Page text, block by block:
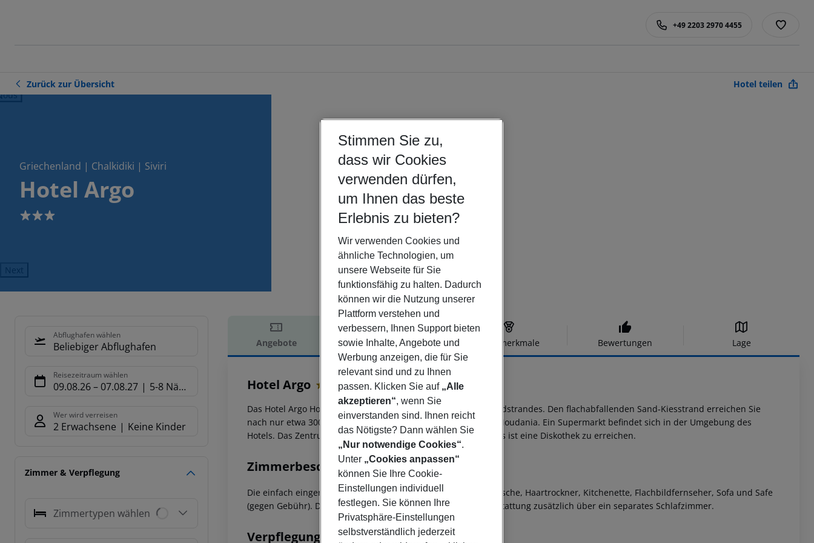
+49 2203 2970 4455
Zurück zur Übersicht Hotel teilen
Griechenland | Chalkidiki | Siviri
Hotel Argo
3
Next
Abflughafen wählen
Beliebiger Abflughafen
Reisezeitraum wählen
09.08.26– 07.08.27 5-8 Nächte
Wer wird verreisen
2 Erwachsene Keine Kinder
Zimmer & Verpflegung
Zimmertypen wählen
Angebote Hotelbeschreibung Hotelmerkmale Bewertungen Lage
Hotelbeschreibung
Hotel Argo
Das Hotel Argo Hotel befindet sich in der Umgebung eines Sandstrandes. Den flachabfallenden Sand-Kiesstrand erreichen Sie
nach nur etwa 300 Metern. Die nächstgelegene Stadt ist Nea Moudania. Ein Supermarkt befindet sich in der Umgebung des
Hotels. Das Zentrum Siviris erreichen nach 1 km. Vom Hotel aus ist eine Diskothek zu erreichen.
Zimmerbeschreibung
Die einfach eingerichteten STUDIOS verfügen über Bad mit Dusche, Haartrockner, Kitchenette, Flachbildfernseher, Sofa und Safe
(gegen Gebühr). Die APPARTMENTS verfügen bei gleicher Ausstattung zusätzlich über ein separates Schlafzimmer.
Verpflegung
Stimmen Sie zu,
dass wir Cookies
verwenden dürfen,
um Ihnen das beste
Erlebnis zu bieten?
Wir verwenden Cookies und
ähnliche Technologien, um
unsere Webseite für Sie
funktionsfähig zu halten. Dadurch
können wir die Nutzung unserer
Plattform verstehen und
verbessern, Ihnen Support bieten
sowie Inhalte, Angebote und
Werbung anzeigen, die für Sie
relevant sind und zu Ihnen
passen. Klicken Sie auf „Alle
akzeptieren“, wenn Sie
einverstanden sind. Ihnen reicht
das Nötigste? Dann wählen Sie
„Nur notwendige Cookies“.
Unter „Cookies anpassen“
können Sie Ihre Cookie-
Einstellungen individuell
festlegen. Sie können Ihre
Privatsphäre-Einstellungen
selbstverständlich jederzeit